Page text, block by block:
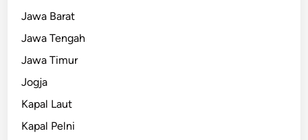
Jawa Barat
Jawa Tengah
Jawa Timur
Jogja
Kapal Laut
Kapal Pelni